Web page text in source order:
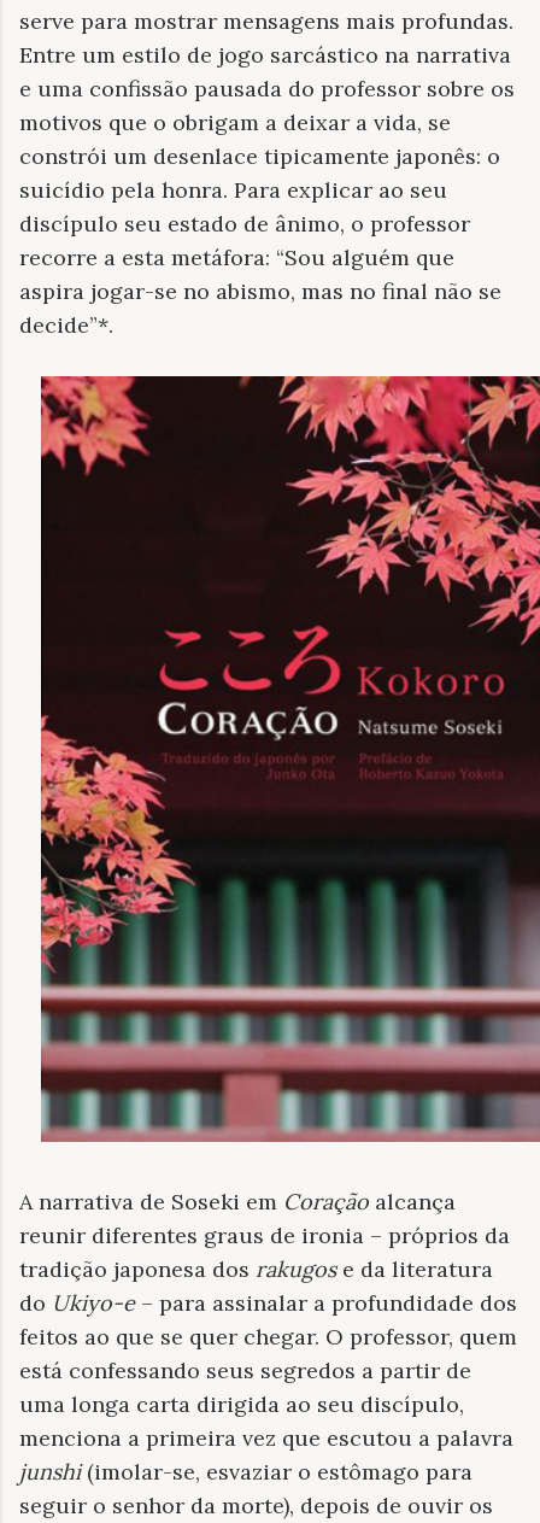
serve para mostrar mensagens mais profundas.
Entre um estilo de jogo sarcástico na narrativa
e uma confissão pausada do professor sobre os
motivos que o obrigam a deixar a vida, se
constrói um desenlace tipicamente japonês: o
suicídio pela honra. Para explicar ao seu
discípulo seu estado de ânimo, o professor
recorre a esta metáfora: “Sou alguém que
aspira jogar-se no abismo, mas no final não se
decide”*.
A narrativa de Soseki em Coração alcança
reunir diferentes graus de ironia – próprios da
tradição japonesa dos rakugose da literatura
do Ukiyo-e– para assinalar a profundidade dos
feitos ao que se quer chegar. O professor, quem
está confessando seus segredos a partir de
uma longa carta dirigida ao seu discípulo,
menciona a primeira vez que escutou a palavra
junshi(imolar-se, esvaziar o estômago para
seguir o senhor da morte), depois de ouvir os